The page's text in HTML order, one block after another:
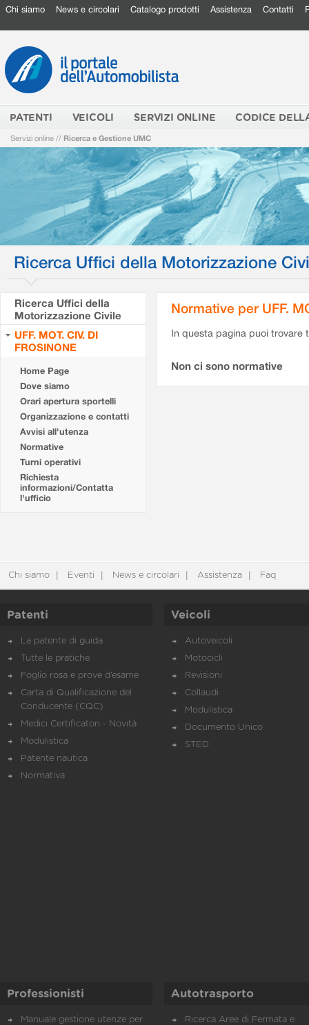
Chi siamo News e circolari Catalogo prodotti Assistenza Contatti
PATENTI VEICOLI SERVIZI ONLINE CODICE
Servizi online // Ricerca e Gestione UMC
Ricerca Uffici della Motorizzazione
Ricerca Uffici della
Motorizzazione Civile
UFF. MOT. CIV. DI
FROSINONE
Home Page
Dove siamo
Orari apertura sportelli
Organizzazione e contatti
Avvisi all'utenza
Normative
Turni operativi
Richiesta
informazioni/Contatta
l'ufficio
Normative per UFF.
In questa pagina puoi
Non ci sono normative
Chi siamo Eventi News e circolari Assistenza Faq
Patenti
La patente di guida
Tutte le pratiche
Foglio rosa e prove d’esame
Carta di Qualificazione del
Conducente (CQC)
Medici Certificatori - Novità
Modulistica
Patente nautica
Normativa
Veicoli
Autoveicoli
Motocicli
Revisioni
Collaudi
Modulistica
Documento Unico
STED
Professionisti
Manuale gestione utenze per
Autotrasporto
Ricerca Aree di Fermata e